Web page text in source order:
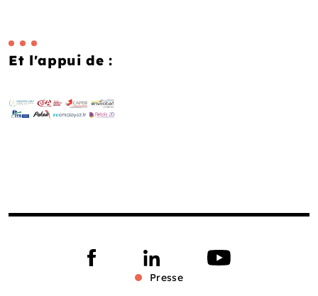
Et l'appui de :
Presse